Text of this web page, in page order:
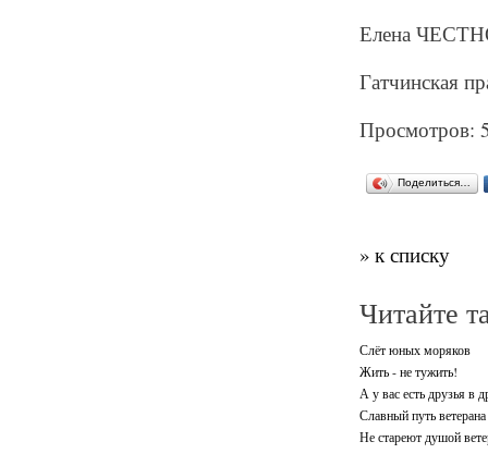
Елена
Гатчинская
Просмотров:
Поделиться…
» к списку
Читайте
Слёт юных моряков
Жить - не тужить!
А у вас есть друзья в
Славный путь ветерана
Не стареют душой